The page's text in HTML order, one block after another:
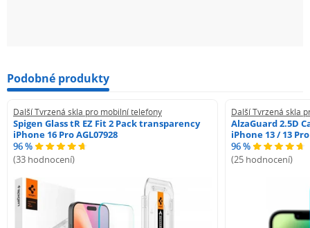
Armour pro Váš Apple iPhone 16 Pro ještě dnes!
Ochrana, kterou si zasloužíte!
Podobné produkty
Další Tvrzená skla pro mobilní telefony
Spigen Glass tR EZ Fit 2 Pack transparency
iPhone 16 Pro AGL07928
96 %
(33 hodnocení)
Další Tvrzená skla
AlzaGuard 2.5D
iPhone 13 / 13 Pro
96 %
(25 hodnocení)